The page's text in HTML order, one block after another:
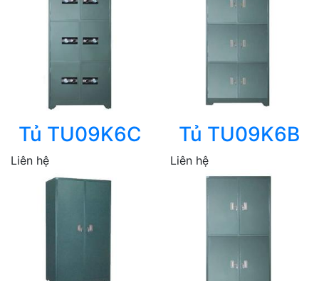
Tủ TU09K6C
Liên hệ
Tủ TU09K6B
Liên hệ